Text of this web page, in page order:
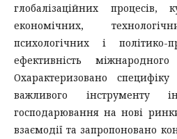
глобалізаційних процесів,
економічних,
психологічних і політико-
ефективність міжнародного
Охарактеризовано специфіку
важливого інструменту
господарювання на нові
взаємодії та запропоновано